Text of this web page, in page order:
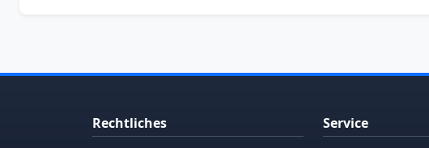
Rechtliches Service